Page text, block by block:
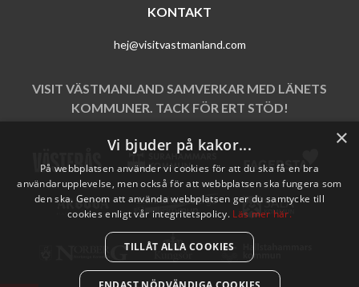
KONTAKT
hej@visitvastmanland.com
VISIT VÄSTMANLAND SAMVERKAR MED LÄNETS
KOMMUNER. TACK FÖR ERT STÖD!
×
Vi bjuder på kakor...
På webbplatsen använder vi cookies för att du ska få en bra
användarupplevelse, men också för att webbplatsen ska fungera som
den ska. Genom att använda webbplatsen ger du samtycke till
cookies enligt vår integritetspolicy. Läs mer här.
TILLÅT ALLA COOKIES